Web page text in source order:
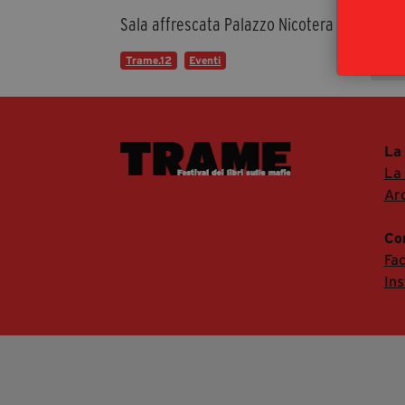
Sala affrescata Palazzo Nicotera
Trame.12 Eventi
La
La